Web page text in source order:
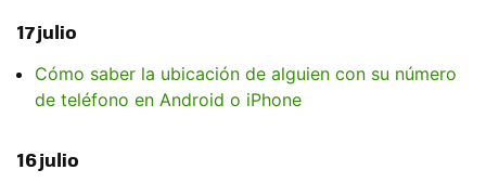
17 julio
Cómo saber la ubicación de alguien con su número
de teléfono en Android o iPhone
16 julio